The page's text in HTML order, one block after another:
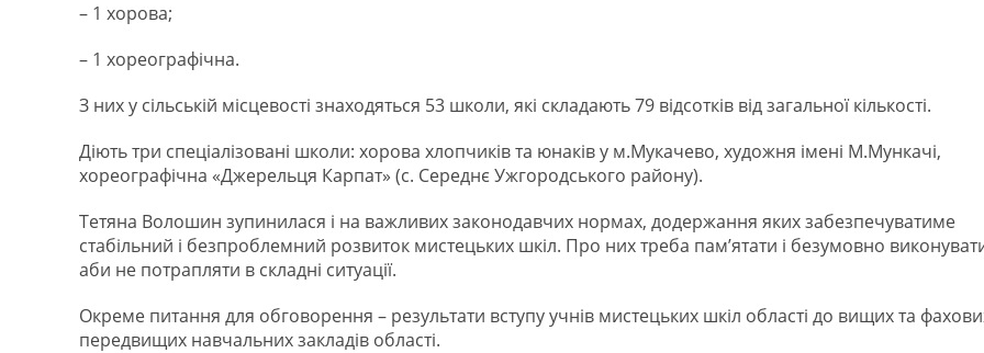
– 1 хорова;
– 1 хореографічна.
З них у сільській місцевості знаходяться 53 школи, які складають 79 відсотків від загальної кількості.
Діють три спеціалізовані школи: хорова хлопчиків та юнаків у м.Мукачево, художня імені М.Мункачі,
хореографічна «Джерельця Карпат» (с. Середнє Ужгородського району).
Тетяна Волошин зупинилася і на важливих законодавчих нормах, додержання яких забезпечуватиме
стабільний і безпроблемний розвиток мистецьких шкіл. Про них треба пам’ятати і безумовно
аби не потрапляти в складні ситуації.
Окреме питання для обговорення – результати вступу учнів мистецьких шкіл області до вищих та
передвищих навчальних закладів області.